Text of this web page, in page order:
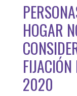
HOGAR
2020